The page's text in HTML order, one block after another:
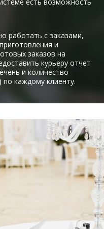
работать с заказами,
и
заказов на
курьеру отчет
и количество
по каждому клиенту.